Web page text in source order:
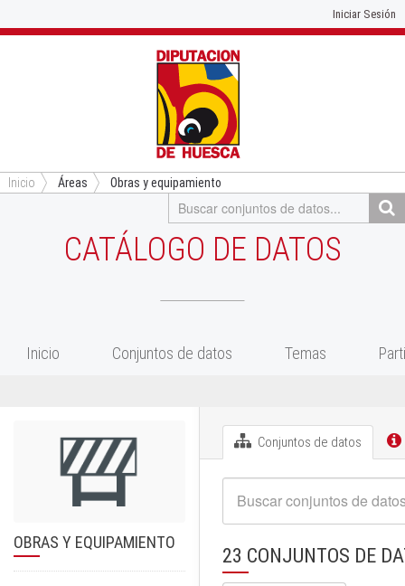
Inicio Áreas Obras y equipamiento
Iniciar Sesión
CATÁLOGO DE DATOS
Inicio Conjuntos de datos Temas
Conjuntos de datos
23 CONJUNTOS DE
OBRAS Y EQUIPAMIENTO